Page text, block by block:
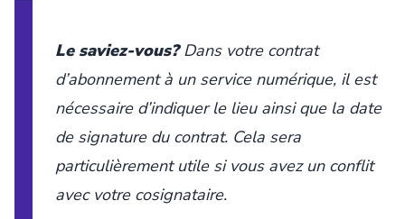
Le saviez-vous?Dans votre contrat
d’abonnement à un service numérique, il est
nécessaire d’indiquer le lieu ainsi que la date
de signature du contrat. Cela sera
particulièrement utile si vous avez un conflit
avec votre cosignataire.